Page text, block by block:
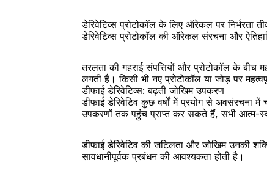
डेरिवेटिव्स प्रोटोकॉल के लिए ऑरेकल पर
डेरिवेटिव्स प्रोटोकॉल की ऑरेकल संरचना और
तरलता की गहराई संपत्तियों और प्रोटोकॉल के बीच
लगती हैं। किसी भी नए प्रोटोकॉल या जोड़ पर
डीफाई डेरिवेटिव्स: बढ़ती जोखिम उपकरण
डीफाई डेरिवेटिव कुछ वर्षों में प्रयोग से अवसंरचना
उपकरणों तक पहुंच प्राप्त कर सकते हैं, सभी आत्म-
डीफाई डेरिवेटिव की जटिलता और जोखिम उनकी
सावधानीपूर्वक प्रबंधन की आवश्यकता होती है।